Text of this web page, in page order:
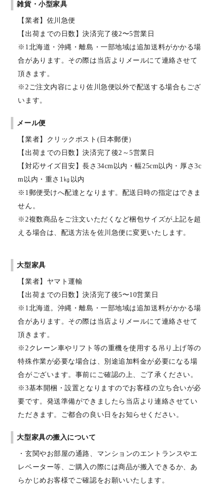
雑貨・小型家具
【業者】佐川急便
【出荷までの日数】決済完了後2〜5営業日
※1北海道・沖縄・離島・一部地域は追加送料がかかる場
合があります。その際は当店よりメールにて連絡させて
頂きます。
※2ご注文内容により佐川急便以外で配送する場合もござ
います。
メール便
【業者】クリックポスト(日本郵便）
【出荷までの日数】決済完了後2～5営業日
【対応サイズ目安】長さ34cm以内・幅25cm以内・厚さ3c
m以内・重さ1㎏以内
※1郵便受けへ配達となります。配送日時の指定はできま
せん。
※2複数商品をご注文いただくなど梱包サイズが上記を超
える場合は、配送方法を佐川急便に変更いたします。
大型家具
【業者】ヤマト運輸
【出荷までの日数】決済完了後5〜10営業日
※1北海道。沖縄・離島・一部地域は追加送料がかかる場
合があります。その際は当店よりメールにて連絡させて
頂きます。
※2クレーン車やリフト等の重機を使用する吊り上げ等の
特殊作業が必要な場合は、別途追加料金が必要になる場
合がございます。事前にご確認の上、ご了承ください。
※3基本開梱・設置となりますのでお客様の立ち合いが必
要です。発送準備ができましたら当店より連絡させてい
ただきます。ご都合の良い日をお知らせください。
大型家具の搬入について
・玄関やお部屋の通路、マンションのエントランスやエ
レベーター等、ご購入の際には商品が搬入できるか、あ
らかじめお客様でご確認をお願いいたします。